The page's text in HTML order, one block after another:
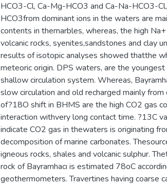
HCO3-Cl, Ca-Mg-HCO3 and Ca-Na-HCO3-
HCO3from dominant ions in the waters are
contents in themarbles, whereas, the high
volcanic rocks, syenites,sandstones and clay
results of isotopic analyses showed thatthe
meteoric origin. DPS waters, are the
shallow circulation system. Whereas,
slow circulation and old recharged mainly
of?18O shift in BHMS are the high CO2 gas
interaction withvery long contact time. ?13C
indicate CO2 gas in thewaters is originating
decomposition of marine carbonates.
igneous rocks, shales and volcanic sulphur.
rock of Bayramhacı is estimated 78oC
geothermometers. Travertines having coarse